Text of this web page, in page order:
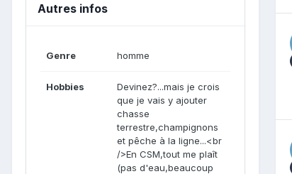
Autres infos
Genre homme
Hobbies
Devinez?...mais je crois
que je vais y ajouter
chasse
terrestre,champignons
et pêche à la ligne...<br
/>En CSM,tout me plaît
(pas d'eau,beaucoup